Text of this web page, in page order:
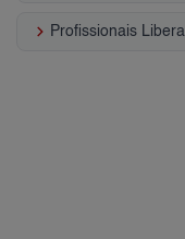
keyboard_arrow_right Profissionais